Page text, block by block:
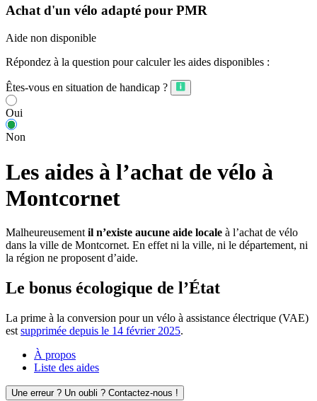
Achat d'un vélo adapté pour PMR
Aide non disponible
Répondez à la question pour calculer les aides disponibles :
Êtes-vous en situation de handicap ?
Oui
Non
Les aides à l’achat de vélo à
Montcornet
Malheureusement il n’existe aucune aide locale à l’achat de vélo
dans la ville de Montcornet. En effet ni la ville, ni le département, ni
la région ne proposent d’aide.
Le bonus écologique de l’État
La prime à la conversion pour un vélo à assistance électrique (VAE)
est supprimée depuis le 14 février 2025.
À propos
Liste des aides
Une erreur ? Un oubli ? Contactez-nous !